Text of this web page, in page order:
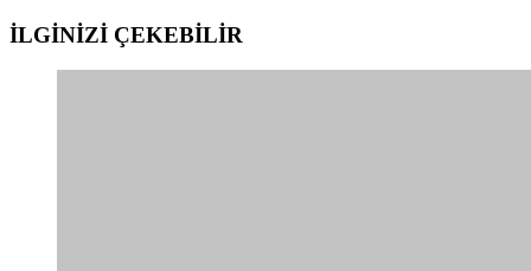
İLGİNİZİ ÇEKEBİLİR